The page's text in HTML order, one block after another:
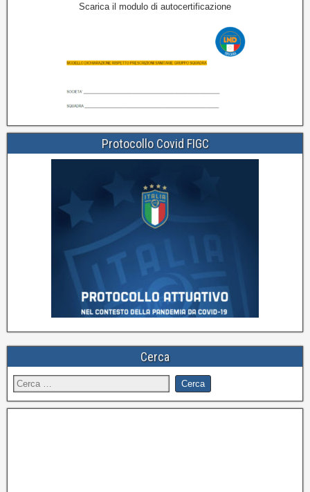
Scarica il modulo di autocertificazione
Protocollo Covid FIGC
Cerca